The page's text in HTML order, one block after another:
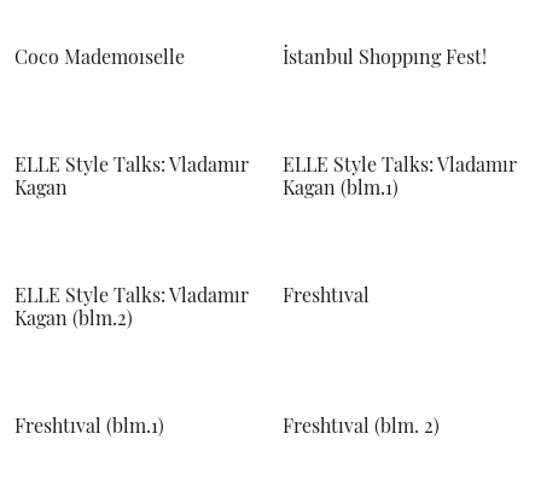
Coco Mademoıselle İstanbul Shoppıng Fest!
ELLE Style Talks: Vladamır
Kagan
ELLE Style Talks: Vladamır
Kagan (blm.1)
ELLE Style Talks: Vladamır
Kagan (blm.2)
Freshtıval
Freshtıval (blm.1) Freshtıval (blm. 2)